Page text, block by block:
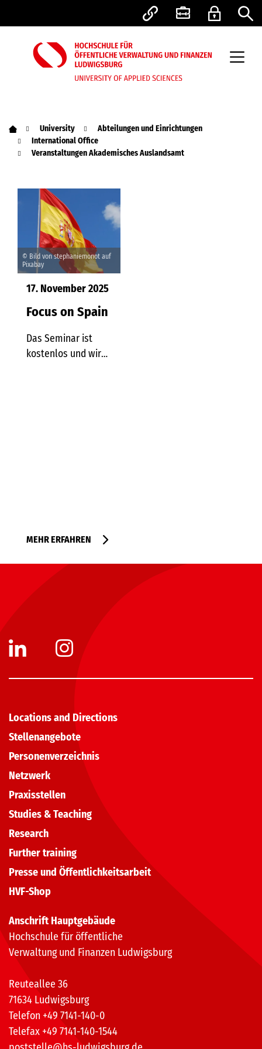
University
Abteilungen und Einrichtungen
International Office
Veranstaltungen Akademisches Auslandsamt
© Bild von stephaniemonot auf
Pixabay
17. November 2025
Focus on Spain
Das Seminar ist
kostenlos und wird
MEHR ERFAHREN
Locations and Directions
Stellenangebote
Personenverzeichnis
Netzwerk
Praxisstellen
Studies & Teaching
Research
Further training
Presse und Öffentlichkeitsarbeit
HVF-Shop
Anschrift Hauptgebäude
Hochschule für öffentliche
Verwaltung und Finanzen Ludwigsburg
Reuteallee 36
71634 Ludwigsburg
Telefon +49 7141-140-0
Telefax +49 7141-140-1544